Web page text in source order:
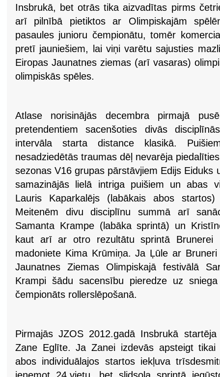
Insbrukā, bet otrās tika aizvadītas pirms
arī pilnībā pietiktos ar Olimpiskajām
pasaules junioru čempionātu, tomēr
pretī jauniešiem, lai viņi varētu sajusties
Eiropas Jaunatnes ziemas (arī vasaras)
olimpiskās spēles.
Atlase norisinājās decembra pirmajā
pretendentiem sacenšoties divās
intervāla starta distance klasikā.
nesadziedētās traumas dēļ nevarēja
sezonas V16 grupas pārstāvjiem Edijs
samazinājās lielā intriga puišiem un abas
Lauris Kaparkalējs (labākais abos
Meitenēm divu disciplīnu summā arī
Samanta Krampe (labāka sprintā) un
kaut arī ar otro rezultātu sprintā Brunerei
madoniete Kima Krūmiņa. Ja Ļūle ar
Jaunatnes Ziemas Olimpiskajā festivālā
Krampi šādu sacensību pieredze uz
čempionāts rollerslēpošanā.
Pirmajās JZOS 2012.gadā Insbrukā
Zane Eglīte. Ja Zanei izdevās apsteigt
abos individuālajos startos iekļuva